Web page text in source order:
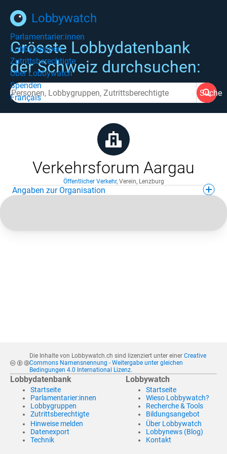
Lobbywatch
Parlamentarier:innen
Lobbygruppen
Zutrittsberechtigte
Über Lobbywatch
Spenden
Français
Grösste Lobbydatenbank
der Schweiz durchsuchen:
Suche
Verkehrsforum Aargau
Öffentlicher Verkehr, Verein, Lenzburg
Angaben zur Organisation
Die Inhalte von Lobbywatch.ch sind lizenziert unter einer Creative
Commons Namensnennung - Weitergabe unter gleichen
Bedingungen 4.0 International Lizenz.
Lobbydatenbank
Startseite
Parlamentarier:innen
Lobbygruppen
Zutrittsberechtigte
Hinweise melden
Datenexport
Technik
Lobbywatch
Startseite
Wieso Lobbywatch?
Recherche & Tools
Bildungsangebot
Über Lobbywatch
Lobbynews (Blog)
Kontakt